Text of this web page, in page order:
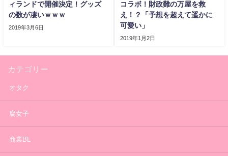
ィランドで開催決定！グッズ
の数が凄いｗｗｗ
2019年3月6日
コラボ！財政難の万屋を救
え！？「予想を超えて遥かに
可愛い」
2019年1月2日
カテゴリー
オタク
腐女子
商業BL